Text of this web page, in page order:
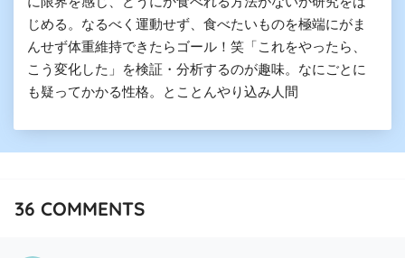
じめる。なるべく運動せず、食べたいものを極端にがま
んせず体重維持できたらゴール！笑「これをやったら、
こう変化した」を検証・分析するのが趣味。なにごとに
も疑ってかかる性格。とことんやり込み人間
36 COMMENTS